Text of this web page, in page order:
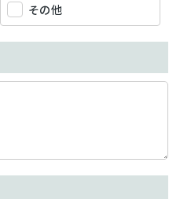
その他